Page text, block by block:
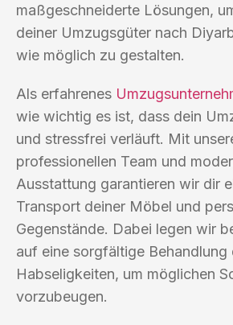
maßgeschneiderte Lösungen,
deiner Umzugsgüter nach
wie möglich zu gestalten.
Als erfahrenes
wie wichtig es ist, dass dein
und stressfrei verläuft. Mit
professionellen Team und
Ausstattung garantieren wir dir
Transport deiner Möbel und
Gegenstände. Dabei legen wir
auf eine sorgfältige Behandlung
Habseligkeiten, um möglichen
vorzubeugen.